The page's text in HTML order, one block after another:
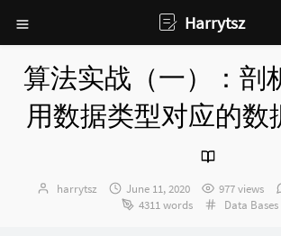
Harrytsz
算法实战（一）：剖
用数据类型对应的数
Author：
harrytsz
发
布
June 11, 2020 977 views
4311 words
Categories：
Data Bases